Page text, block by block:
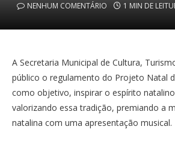
NENHUM COMENTÁRIO
1 MIN DE
A Secretaria Municipal de Cultura,
público o regulamento do Projeto Natal
como objetivo, inspirar o espírito
valorizando essa tradição, premiando a
natalina com uma apresentação musical.